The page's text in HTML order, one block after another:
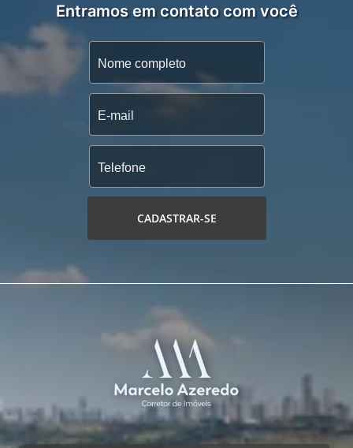
Entramos em contato com você
CADASTRAR-SE